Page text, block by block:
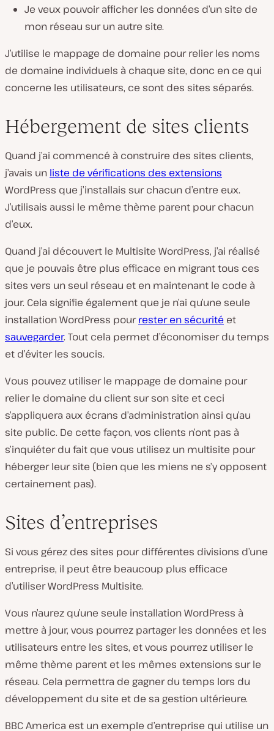
Je veux pouvoir afficher les données d’un site de
mon réseau sur un autre site.
J’utilise le mappage de domaine pour relier les noms
de domaine individuels à chaque site, donc en ce qui
concerne les utilisateurs, ce sont des sites séparés.
Hébergement de sites clients
Quand j’ai commencé à construire des sites clients,
j’avais un liste de vérifications des extensions
WordPress que j’installais sur chacun d’entre eux.
J’utilisais aussi le même thème parent pour chacun
d’eux.
Quand j’ai découvert le Multisite WordPress, j’ai réalisé
que je pouvais être plus efficace en migrant tous ces
sites vers un seul réseau et en maintenant le code à
jour. Cela signifie également que je n’ai qu’une seule
installation WordPress pourrester en sécurité et
sauvegarder. Tout cela permet d’économiser du temps
et d’éviter les soucis.
Vous pouvez utiliser le mappage de domaine pour
relier le domaine du client sur son site et ceci
s’appliquera aux écrans d’administration ainsi qu’au
site public. De cette façon, vos clients n’ont pas à
s’inquiéter du fait que vous utilisez un multisite pour
héberger leur site (bien que les miens ne s’y opposent
certainement pas).
Sites d’entreprises
Si vous gérez des sites pour différentes divisions d’une
entreprise, il peut être beaucoup plus efficace
d’utiliser WordPress Multisite.
Vous n’aurez qu’une seule installation WordPress à
mettre à jour, vous pourrez partager les données et les
utilisateurs entre les sites, et vous pourrez utiliser le
même thème parent et les mêmes extensions sur le
réseau. Cela permettra de gagner du temps lors du
développement du site et de sa gestion ultérieure.
BBC America est un exemple d’entreprise qui utilise un